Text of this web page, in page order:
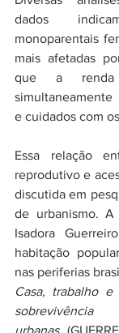
dados
monoparentais
mais afetadas
que a renda
e cuidados com
Essa relação
reprodutivo e
discutida em
de urbanismo.
Isadora
habitação
Casa, trabalho
urbanas